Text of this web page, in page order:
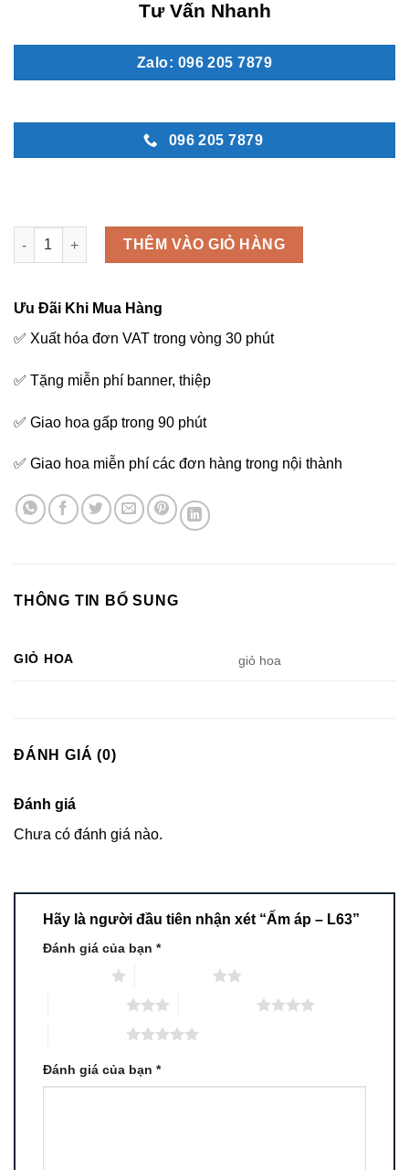
Tư Vấn Nhanh
Zalo: 096 205 7879
096 205 7879
Ấm áp - L63 số lượng
THÊM VÀO GIỎ HÀNG
Ưu Đãi Khi Mua Hàng
✅ Xuất hóa đơn VAT trong vòng 30 phút
✅ Tặng miễn phí banner, thiệp
✅ Giao hoa gấp trong 90 phút
✅ Giao hoa miễn phí các đơn hàng trong nội thành
THÔNG TIN BỔ SUNG
GIỎ HOA giỏ hoa
ĐÁNH GIÁ (0)
Đánh giá
Chưa có đánh giá nào.
Hãy là người đầu tiên nhận xét “Ấm áp – L63”
Đánh giá của bạn *
Đánh giá của bạn *